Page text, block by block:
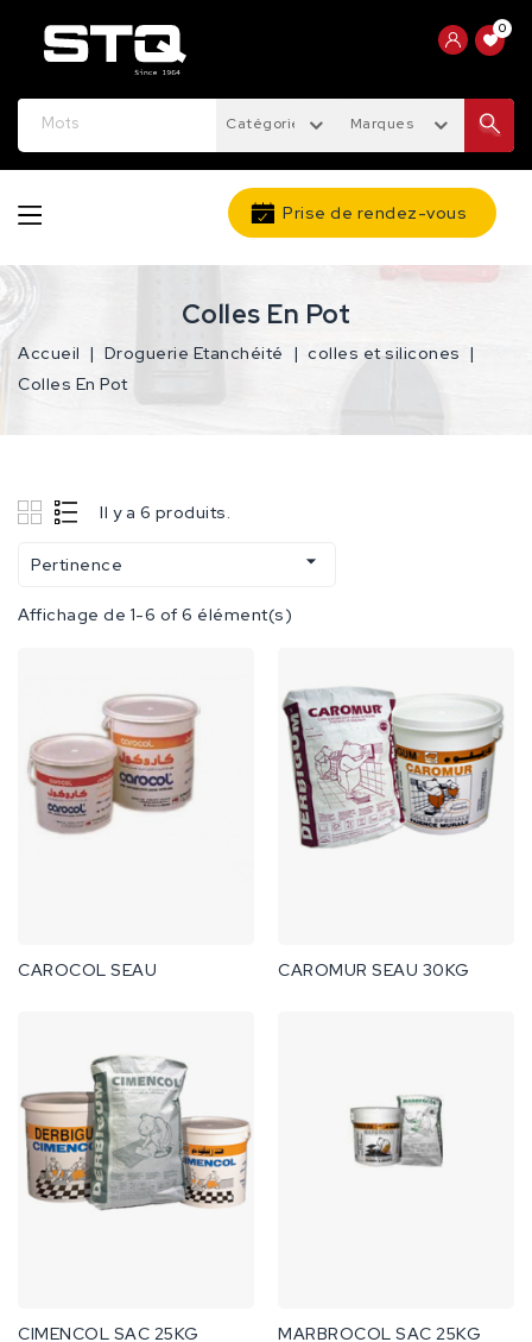
0
Catégories Marques
Prise de rendez-vous
Colles En Pot
Accueil Droguerie Etanchéité
colles et silicones
Colles En Pot
Il y a 6 produits.
Pertinence 
Affichage de 1-6 of 6 élément(s)
CAROCOL SEAU CAROMUR SEAU 30KG
CIMENCOL SAC 25KG MARBROCOL SAC 25KG